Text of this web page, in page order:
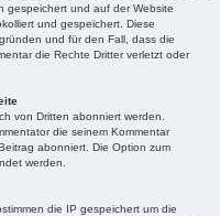
gespeichert und auf der Website
und gespeichert. Diese
und für den Fall, dass die
die Rechte Dritter verletzt oder
von Dritten abonniert werden.
die seinem Kommentar
abonniert. Die Option zum
werden.
die IP gespeichert um die